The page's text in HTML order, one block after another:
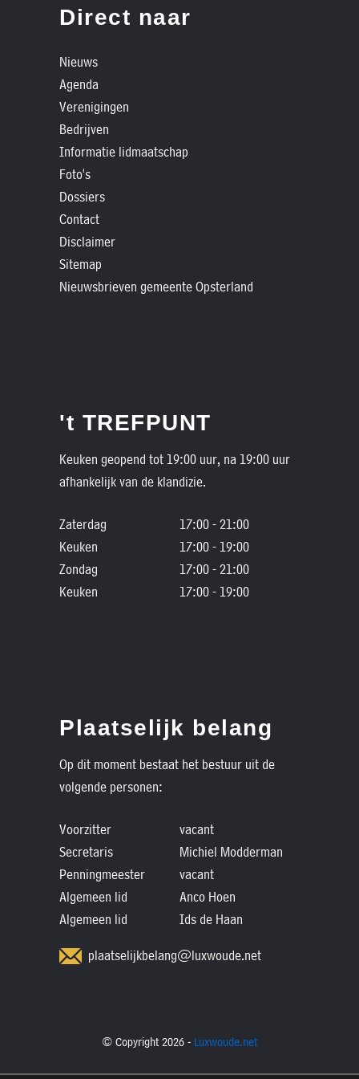
Direct naar
Nieuws
Agenda
Verenigingen
Bedrijven
Informatie lidmaatschap
Foto's
Dossiers
Contact
Disclaimer
Sitemap
Nieuwsbrieven gemeente Opsterland
't TREFPUNT
Keuken geopend tot 19:00 uur, na 19:00 uur
afhankelijk van de klandizie.
Zaterdag
17:00 - 21:00
Keuken
17:00 - 19:00
Zondag
17:00 - 21:00
Keuken
17:00 - 19:00
Plaatselijk belang
Op dit moment bestaat het bestuur uit de
volgende personen:
Voorzitter
vacant
Secretaris
Michiel Modderman
Penningmeester
vacant
Algemeen lid
Anco Hoen
Algemeen lid
Ids de Haan
plaatselijkbelang@luxwoude.net
© Copyright 2026 - Luxwoude.net
Historische
Dossiers
Contact
Nieuwsbrieven
gemeente
Opsterland